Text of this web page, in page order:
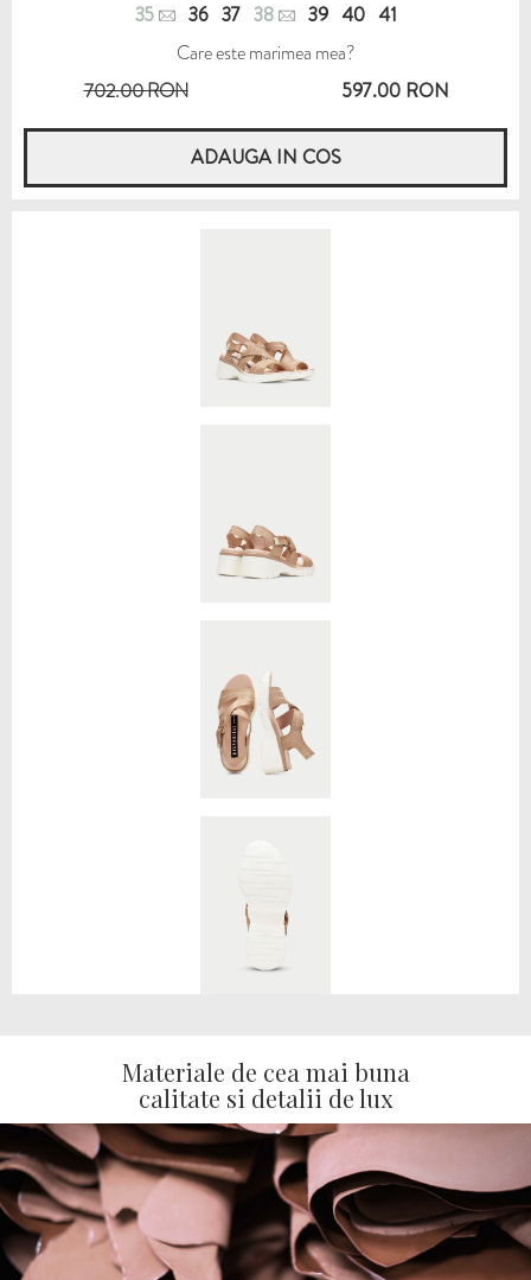
35 36 37 38 39 40 41
Care este marimea mea?
702.00 RON
597.00 RON
ADAUGA IN COS
Materiale de cea mai buna
calitate si detalii de lux